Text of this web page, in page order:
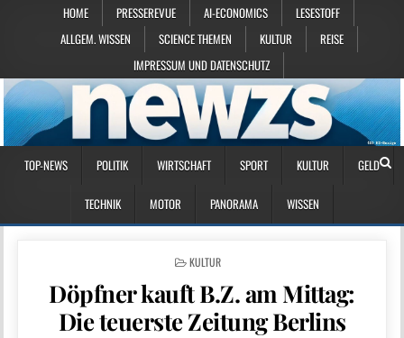
HOME PRESSEREVUE AI-ECONOMICS
LESESTOFF
ALLGEM. WISSEN
SCIENCE THEMEN KULTUR
REISE
IMPRESSUM UND DATENSCHUTZ
TOP-NEWS POLITIK WIRTSCHAFT SPORT KULTUR GELD
TECHNIK MOTOR PANORAMA WISSEN
POSTED IN
KULTUR
Döpfner kauft B.Z. am Mittag:
Die teuerste Zeitung Berlins